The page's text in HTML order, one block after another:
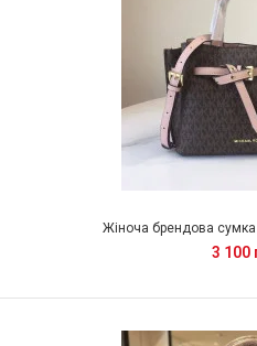
Жіноча брендова
3 100